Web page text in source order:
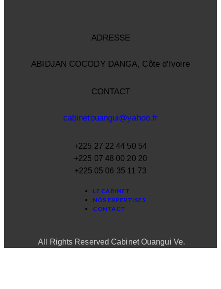
ADRESSE
ABIDJAN COCODY DANGA, Côte d’Ivoire
CONTACT
cabinetouangui@yahoo.fr
+225 27 22 44 50 54
+225 07 48 00 20 20
+225 05 06 35 11 73
LE CABINET
NOS EXPERTISES
CONTACT
All Rights Reserved Cabinet Ouangui Ve.